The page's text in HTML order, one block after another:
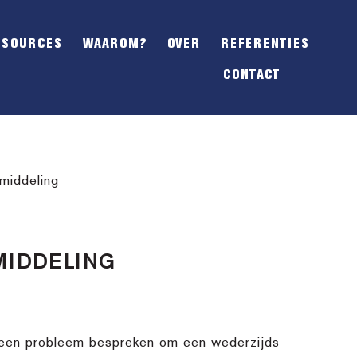
OFFSCREEN
WAAROM? OVER REFERENTIES
CONTACT
probleem bespreken om een wederzijds